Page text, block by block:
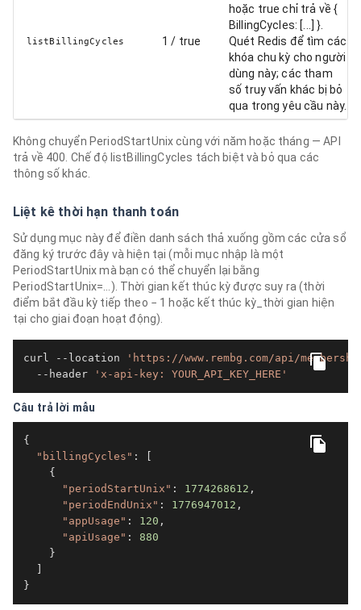
listBillingCycles 1 / true
hoặc true chỉ trả về {
BillingCycles: [...] }.
Quét Redis để tìm các
khóa chu kỳ cho người
dùng này; các tham
số truy vấn khác bị bỏ
qua trong yêu cầu này.
Không chuyển PeriodStartUnix cùng với năm hoặc tháng — API
trả về 400. Chế độ listBillingCycles tách biệt và bỏ qua các
thông số khác.
Liệt kê thời hạn thanh toán
Sử dụng mục này để điền danh sách thả xuống gồm các cửa sổ
đăng ký trước đây và hiện tại (mỗi mục nhập là một
PeriodStartUnix mà bạn có thể chuyển lại bằng
PeriodStartUnix=…). Thời gian kết thúc kỳ được suy ra (thời
điểm bắt đầu kỳ tiếp theo − 1 hoặc kết thúc kỳ_thời gian hiện
tại cho giai đoạn hoạt động).
curl --location
'https://www.rembg.com/api/
  --header
'x-api-key: YOUR_API_KEY_HERE'
Câu trả lời mẫu
{
"billingCycles" : [
    {
"periodStartUnix" : 1774268612 ,
"periodEndUnix" : 1776947012 ,
"appUsage" : 120 ,
"apiUsage" : 880
    }
}